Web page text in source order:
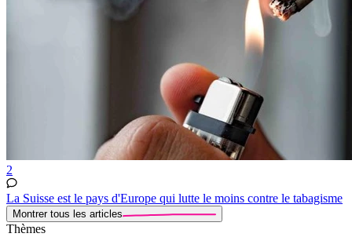
2
La Suisse est le pays d'Europe qui lutte le moins contre le tabagisme
Montrer tous les articles
Thèmes